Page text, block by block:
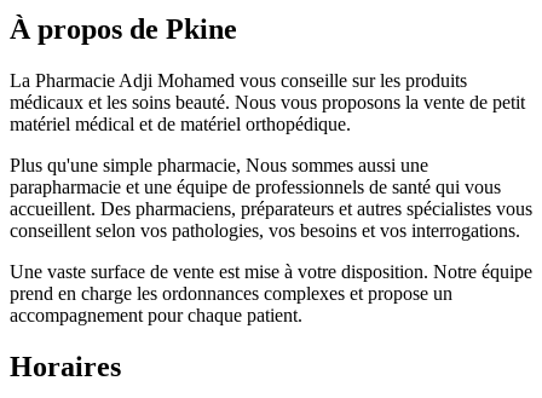
À propos de Pkine
La Pharmacie Adji Mohamed vous conseille sur les produits
médicaux et les soins beauté. Nous vous proposons la vente de petit
matériel médical et de matériel orthopédique.
Plus qu'une simple pharmacie, Nous sommes aussi une
parapharmacie et une équipe de professionnels de santé qui vous
accueillent. Des pharmaciens, préparateurs et autres spécialistes vous
conseillent selon vos pathologies, vos besoins et vos interrogations.
Une vaste surface de vente est mise à votre disposition. Notre équipe
prend en charge les ordonnances complexes et propose un
accompagnement pour chaque patient.
Horaires